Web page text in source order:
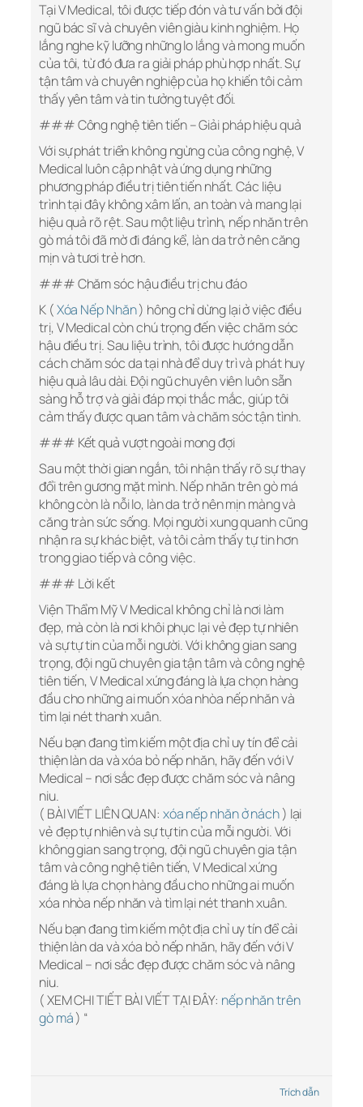
Tại V Medical, tôi được tiếp đón và tư vấn bởi đội
ngũ bác sĩ và chuyên viên giàu kinh nghiệm. Họ
lắng nghe kỹ lưỡng những lo lắng và mong muốn
của tôi, từ đó đưa ra giải pháp phù hợp nhất. Sự
tận tâm và chuyên nghiệp của họ khiến tôi cảm
thấy yên tâm và tin tưởng tuyệt đối.
### Công nghệ tiên tiến – Giải pháp hiệu quả
Với sự phát triển không ngừng của công nghệ, V
Medical luôn cập nhật và ứng dụng những
phương pháp điều trị tiên tiến nhất. Các liệu
trình tại đây không xâm lấn, an toàn và mang lại
hiệu quả rõ rệt. Sau một liệu trình, nếp nhăn trên
gò má tôi đã mờ đi đáng kể, làn da trở nên căng
mịn và tươi trẻ hơn.
### Chăm sóc hậu điều trị chu đáo
K (Xóa Nếp Nhăn) hông chỉ dừng lại ở việc điều
trị, V Medical còn chú trọng đến việc chăm sóc
hậu điều trị. Sau liệu trình, tôi được hướng dẫn
cách chăm sóc da tại nhà để duy trì và phát huy
hiệu quả lâu dài. Đội ngũ chuyên viên luôn sẵn
sàng hỗ trợ và giải đáp mọi thắc mắc, giúp tôi
cảm thấy được quan tâm và chăm sóc tận tình.
### Kết quả vượt ngoài mong đợi
Sau một thời gian ngắn, tôi nhận thấy rõ sự thay
đổi trên gương mặt mình. Nếp nhăn trên gò má
không còn là nỗi lo, làn da trở nên mịn màng và
căng tràn sức sống. Mọi người xung quanh cũng
nhận ra sự khác biệt, và tôi cảm thấy tự tin hơn
trong giao tiếp và công việc.
### Lời kết
Viện Thẩm Mỹ V Medical không chỉ là nơi làm
đẹp, mà còn là nơi khôi phục lại vẻ đẹp tự nhiên
và sự tự tin của mỗi người. Với không gian sang
trọng, đội ngũ chuyên gia tận tâm và công nghệ
tiên tiến, V Medical xứng đáng là lựa chọn hàng
đầu cho những ai muốn xóa nhòa nếp nhăn và
tìm lại nét thanh xuân.
Nếu bạn đang tìm kiếm một địa chỉ uy tín để cải
thiện làn da và xóa bỏ nếp nhăn, hãy đến với V
Medical – nơi sắc đẹp được chăm sóc và nâng
niu.
( BÀI VIẾT LIÊN QUAN: xóa nếp nhăn ở nách) lại
vẻ đẹp tự nhiên và sự tự tin của mỗi người. Với
không gian sang trọng, đội ngũ chuyên gia tận
tâm và công nghệ tiên tiến, V Medical xứng
đáng là lựa chọn hàng đầu cho những ai muốn
xóa nhòa nếp nhăn và tìm lại nét thanh xuân.
Nếu bạn đang tìm kiếm một địa chỉ uy tín để cải
thiện làn da và xóa bỏ nếp nhăn, hãy đến với V
Medical – nơi sắc đẹp được chăm sóc và nâng
niu.
( XEM CHI TIẾT BÀI VIẾT TẠI ĐÂY: nếp nhăn trên
gò má) “
Trích dẫn